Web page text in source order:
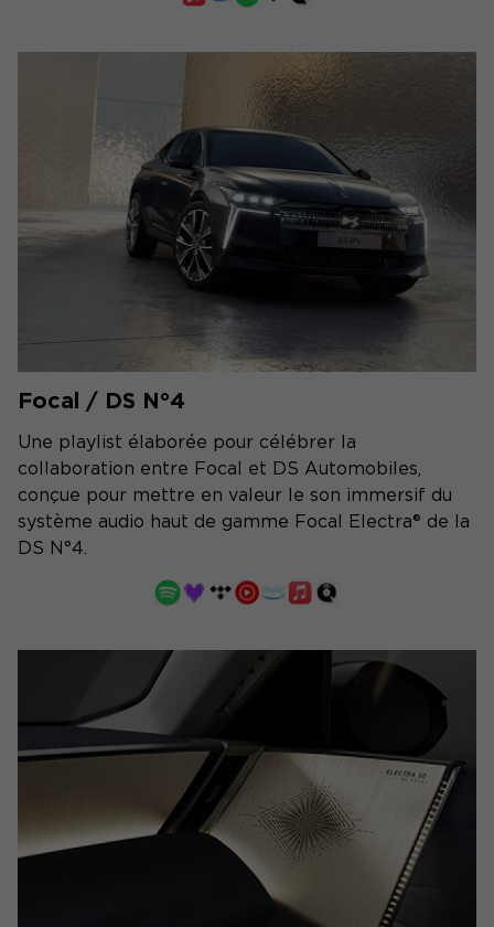
Focal / DS N°4
Une playlist élaborée pour célébrer la
collaboration entre Focal et DS Automobiles,
conçue pour mettre en valeur le son immersif du
système audio haut de gamme Focal Electra® de la
DS N°4.